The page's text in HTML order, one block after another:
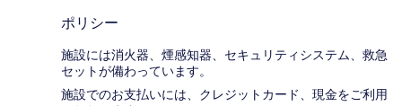
ポリシー
施設には消火器、煙感知器、セキュリティシステム、救急
セットが備わっています。
施設でのお支払いには、クレジットカード、現金をご利用